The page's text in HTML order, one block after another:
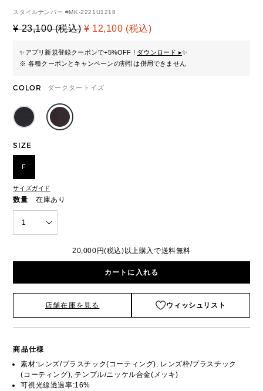
スタイルナンバー #MK-2221U1218
¥ 23,100 (税込) ¥ 12,100 (税込)
✨アプリ新規登録クーポンで+5%OFF ! ダウンロード ▸✨
※ 各種クーポンとキャンペーンの割引は併用できません
COLOR ダークタートイズ
SIZE
F
サイズガイド
数量 在庫あり
1
20,000円(税込)以上購入で送料無料
カートに入れる
店舗在庫を見る ウィッシュリスト
商品仕様
素材:レンズ/プラスチック(コーティング), レンズ枠/プラスチック
(コーティング), テンプル/ニッケル合金(メッキ)
可視光線透過率:16%